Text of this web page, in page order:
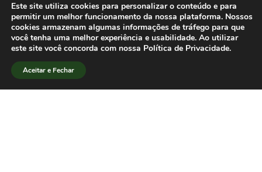
disponíveisAQUI.
Abraços e bom congresso a todos e
todas,
Cláudia Nonato –
Administrativa SBPJor
Este site utiliza cookies para personalizar o conteúdo e para
permitir um melhor funcionamento da nossa plataforma. Nossos
cookies armazenam algumas informações de tráfego para que
você tenha uma melhor experiência e usabilidade. Ao utilizar
este site você concorda com nossa Política de Privacidade.
Aceitar e Fechar